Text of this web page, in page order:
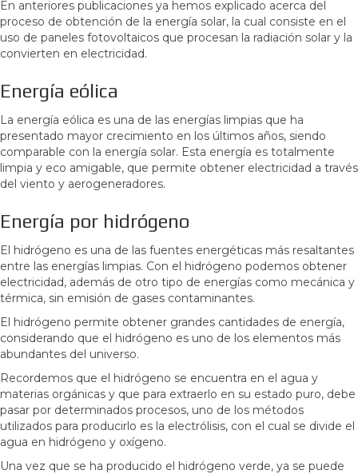
En anteriores publicaciones ya hemos explicado acerca del
proceso de obtención de la energía solar, la cual consiste en el
uso de paneles fotovoltaicos que procesan la radiación solar y la
convierten en electricidad.
Energía eólica
La energía eólica es una de las energías limpias que ha
presentado mayor crecimiento en los últimos años, siendo
comparable con la energía solar. Esta energía es totalmente
limpia y eco amigable, que permite obtener electricidad a través
del viento y aerogeneradores.
Energía por hidrógeno
El hidrógeno es una de las fuentes energéticas más resaltantes
entre las energías limpias. Con el hidrógeno podemos obtener
electricidad, además de otro tipo de energías como mecánica y
térmica, sin emisión de gases contaminantes.
El hidrógeno permite obtener grandes cantidades de energía,
considerando que el hidrógeno es uno de los elementos más
abundantes del universo.
Recordemos que el hidrógeno se encuentra en el agua y
materias orgánicas y que para extraerlo en su estado puro, debe
pasar por determinados procesos, uno de los métodos
utilizados para producirlo es la electrólisis, con el cual se divide el
agua en hidrógeno y oxígeno.
Una vez que se ha producido el hidrógeno verde, ya se puede